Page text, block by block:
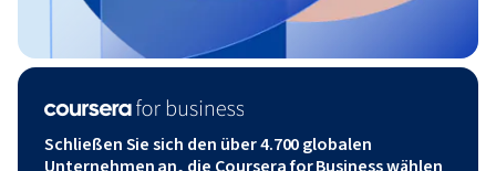
Schließen Sie sich den über 4.700 globalen